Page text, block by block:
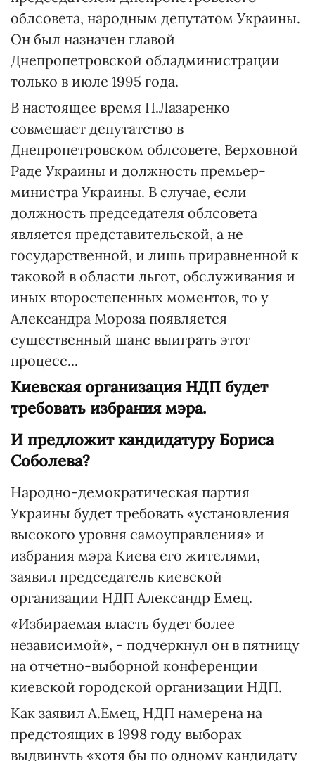
облсовета, народным депутатом Украины.
Он был назначен главой
Днепропетровской обладминистрации
только в июле 1995 года.
В настоящее время П.Лазаренко
совмещает депутатство в
Днепропетровском облсовете, Верховной
Раде Украины и должность премьер-
министра Украины. В случае, если
должность председателя облсовета
является представительской, а не
государственной, и лишь приравненной к
таковой в области льгот, обслуживания и
иных второстепенных моментов, то у
Александра Мороза появляется
существенный шанс выиграть этот
процесс...
Киевская организация НДП будет
требовать избрания мэра.
И предложит кандидатуру Бориса
Соболева?
Народно-демократическая партия
Украины будет требовать «установления
высокого уровня самоуправления» и
избрания мэра Киева его жителями,
заявил председатель киевской
организации НДП Александр Емец.
«Избираемая власть будет более
независимой», - подчеркнул он в пятницу
на отчетно-выборной конференции
киевской городской организации НДП.
Как заявил А.Емец, НДП намерена на
предстоящих в 1998 году выборах
выдвинуть «хотя бы по одному кандидату